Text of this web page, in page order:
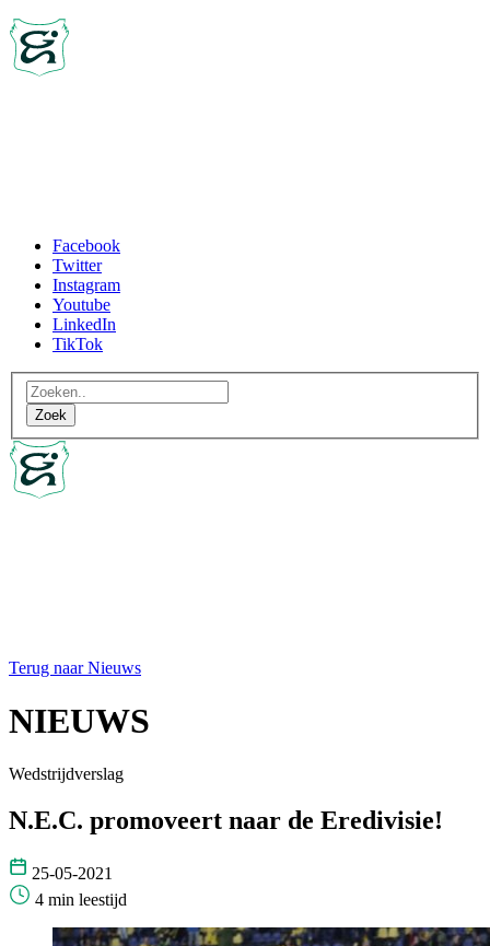
Facebook
Twitter
Instagram
Youtube
LinkedIn
TikTok
Terug naar Nieuws
NIEUWS
Wedstrijdverslag
N.E.C. promoveert naar de Eredivisie!
25-05-2021
4 min leestijd